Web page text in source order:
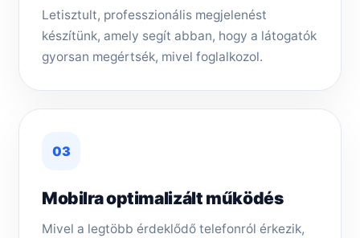
Letisztult, professzionális megjelenést
készítünk, amely segít abban, hogy a látogatók
gyorsan megértsék, mivel foglalkozol.
03
Mobilra optimalizált működés
Mivel a legtöbb érdeklődő telefonról érkezik,